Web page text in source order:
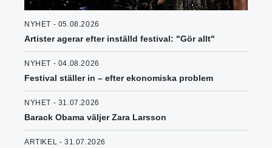
NYHET - 05.08.2026
Artister agerar efter inställd festival: "Gör allt"
NYHET - 04.08.2026
Festival ställer in – efter ekonomiska problem
NYHET - 31.07.2026
Barack Obama väljer Zara Larsson
ARTIKEL - 31.07.2026